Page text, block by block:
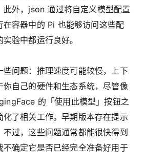
此外，json 通过将自定义模型配置
在容器中的 Pi 也能够访问这些配
验中都运行良好。
些问题：推理速度可能较慢，上下
自己的硬件和生态系统，尽管像
的「使用此模型」按钮之
化了相关工作。早期版本存在提示
过，这些问题通常都能很快得到
不确定它是否已经完全准备好用于